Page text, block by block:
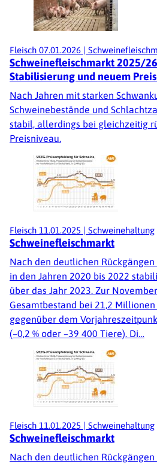
Fleisch 07.01.2026 |
Schweinefleischmarkt 2025/
Stabilisierung und neuem
Nach Jahren mit starken
Schweinebestände und
stabil, allerdings bei gleichzeitig
Preisniveau.
Fleisch 11.01.2025 | Schweinehaltung
Schweinefleischmarkt
Nach den deutlichen Rückgängen
in den Jahren 2020 bis 2022
über das Jahr 2023. Zur
Gesamtbestand bei 21,2
gegenüber dem
(–0,2 % oder –39 400 Tiere). Di…
Fleisch 11.01.2025 | Schweinehaltung
Schweinefleischmarkt
Nach den deutlichen Rückgängen